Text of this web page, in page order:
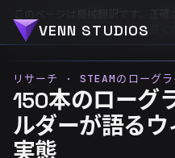
VENN STUDIOS
このページは機械翻訳です。正
リサーチ · STEAMのローグラ
150本のローグ
ルダーが語る
実態